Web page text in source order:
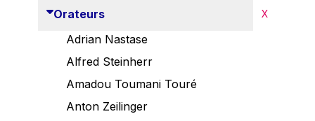
Orateurs X
Adrian Nastase
Alfred Steinherr
Amadou Toumani Touré
Anton Zeilinger